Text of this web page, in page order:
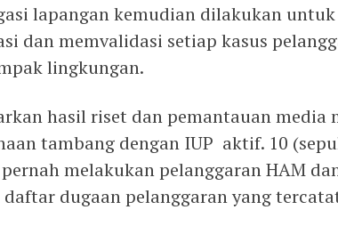
lapangan kemudian dilakukan
dan memvalidasi setiap kasus
lingkungan.
hasil riset dan pemantauan media
tambang dengan IUP aktif. 10
melakukan pelanggaran HAM
dugaan pelanggaran yang